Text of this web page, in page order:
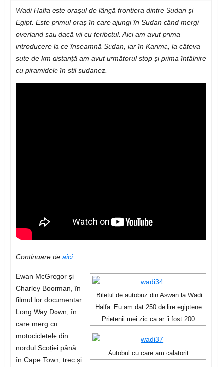
Wadi Halfa este orașul de lângă frontiera dintre Sudan și
Egipt. Este primul oraș în care ajungi în Sudan când mergi
overland sau dacă vii cu feribotul. Aici am avut prima
introducere la ce înseamnă Sudan, iar în Karima, la câteva
sute de km distanță am avut următorul stop și prima întâlnire
cu piramidele în stil sudanez.
Biletul de autobuz din Aswan la Wadi
Halfa. Eu am dat 250 de lire egiptene.
Prietenii mei zic ca ar fi fost 200.
Autobul cu care am calatorit.
Continuare de aici.
Ewan McGregor și
Charley Boorman, în
filmul lor documentar
Long Way Down, în
care merg cu
motocicletele din
nordul Scoției până
în Cape Town, trec și